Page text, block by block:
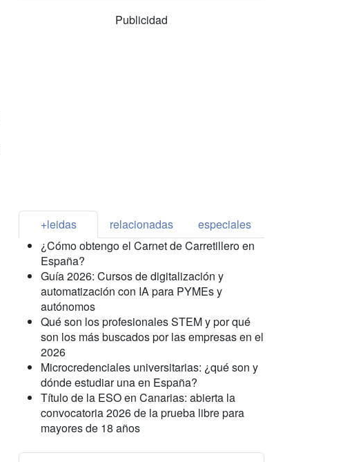
Publicidad
+leidas relacionadas
especiales
¿Cómo obtengo el Carnet de Carretillero en
España?
Guía 2026: Cursos de digitalización y
automatización con IA para PYMEs y
autónomos
Qué son los profesionales STEM y por qué
son los más buscados por las empresas en el
2026
Microcredenciales universitarias: ¿qué son y
dónde estudiar una en España?
Título de la ESO en Canarias: abierta la
convocatoria 2026 de la prueba libre para
mayores de 18 años